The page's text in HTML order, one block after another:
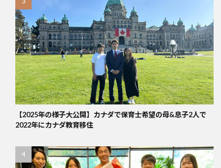
【2025年の様子大公開】カナダで保育士希望の母&息子2人で
2022年にカナダ教育移住